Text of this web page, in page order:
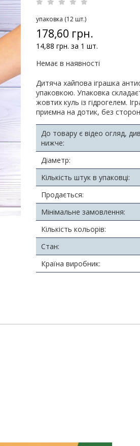
упаковка (12 шт.)
178,60 грн.
14,88 грн. за 1 шт.
Немає в наявності
Дитяча хайпова іграшка
упаковкою. Упаковка
жовтих куль із гідрогелем.
приємна на дотик, без
До товару є відео огляд,
нижче:
Діаметр:
Кількість штук в упаковці:
Продається:
Мінімальне замовлення:
Кількість кольорів:
Стан:
Країна виробник: